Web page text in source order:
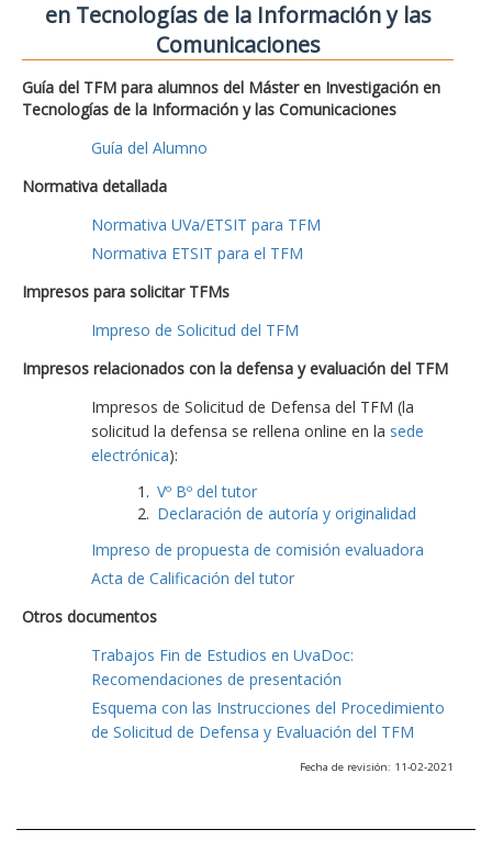
en Tecnologías de la Información y las
Comunicaciones
Guía del TFM para alumnos del Máster en Investigación en
Tecnologías de la Información y las Comunicaciones
Guía del Alumno
Normativa detallada
Normativa UVa/ETSIT para TFM
Normativa ETSIT para el TFM
Impresos para solicitar TFMs
Impreso de Solicitud del TFM
Impresos relacionados con la defensa y evaluación del TFM
Impresos de Solicitud de Defensa del TFM (la
solicitud la defensa se rellena online en la sede
electrónica):
Vº Bº del tutor
Declaración de autoría y originalidad
Impreso de propuesta de comisión evaluadora
Acta de Calificación del tutor
Otros documentos
Trabajos Fin de Estudios en UvaDoc:
Recomendaciones de presentación
Esquema con las Instrucciones del Procedimiento
de Solicitud de Defensa y Evaluación del TFM
Fecha de revisión: 11-02-2021